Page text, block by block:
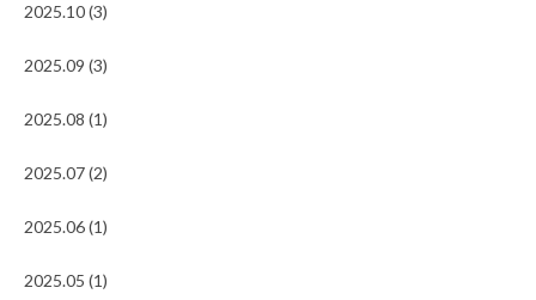
2025.10 (3)
2025.09 (3)
2025.08 (1)
2025.07 (2)
2025.06 (1)
2025.05 (1)